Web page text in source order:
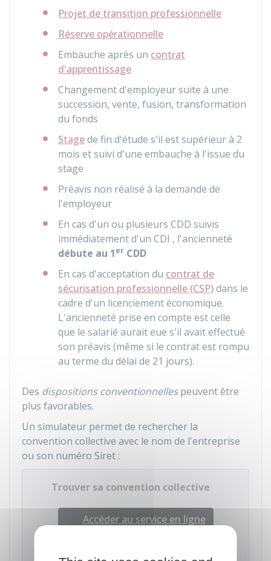
Projet de transition professionnelle
Réserve opérationnelle
Embauche après un contrat
d'apprentissage
Changement d'employeur suite à une
succession, vente, fusion, transformation
du fonds
Stagede fin d'étude s'il est supérieur à 2
mois et suivi d'une embauche à l'issue du
stage
Préavis non réalisé à la demande de
l'employeur
En cas d'un ou plusieurs CDD suivis
immédiatement d'un CDI , l'ancienneté
débute au 1er CDD
En cas d'acceptation du contrat de
sécurisation professionnelle (CSP)dans le
cadre d'un licenciement économique.
L'ancienneté prise en compte est celle
que le salarié aurait eue s'il avait effectué
son préavis (même si le contrat est rompu
au terme du délai de 21 jours).
Des dispositions conventionnellespeuvent être
plus favorables.
Un simulateur permet de rechercher la
convention collective avec le nom de l'entreprise
ou son numéro Siret :
Trouver sa convention collective
Accéder au service en ligne